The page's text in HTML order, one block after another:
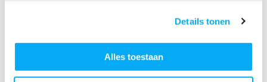
Details tonen
Alles toestaan
Heb je een vraag over het kopen van een zeiljas? Of wil je
meer weten over een van onze andere producten? Ons
team van specialisten zit klaar om al je vragen te